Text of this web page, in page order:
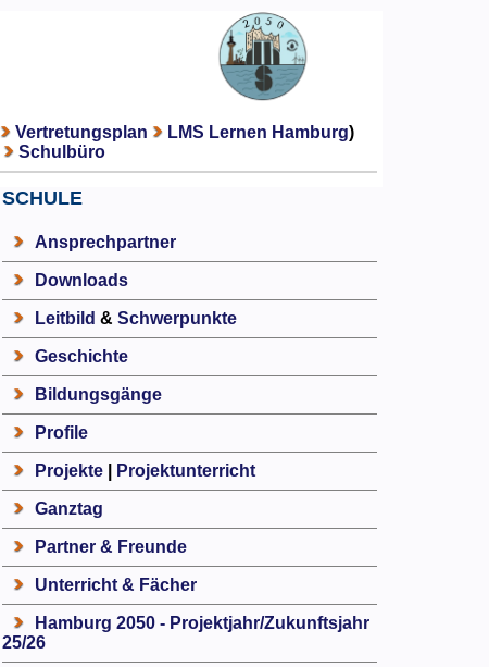
Vertretungsplan LMS Lernen Hamburg)
Schulbüro
SCHULE
Ansprechpartner
Downloads
Leitbild & Schwerpunkte
Geschichte
Bildungsgänge
Profile
Projekte| Projektunterricht
Ganztag
Partner & Freunde
Unterricht & Fächer
Hamburg 2050 - Projektjahr/Zukunftsjahr
25/26